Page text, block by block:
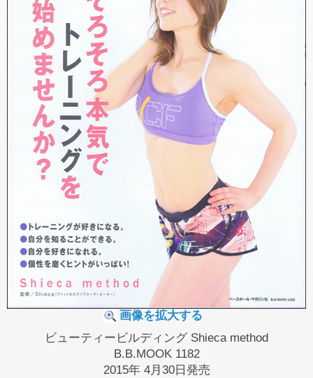
画像を拡大する
ビューティービルディング Shieca method
B.B.MOOK 1182
2015年 4月30日発売